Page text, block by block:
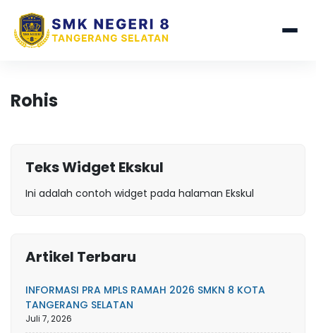
Rohis
Teks Widget Ekskul
Ini adalah contoh widget pada halaman Ekskul
Artikel Terbaru
INFORMASI PRA MPLS RAMAH 2026 SMKN 8 KOTA
TANGERANG SELATAN
Juli 7, 2026